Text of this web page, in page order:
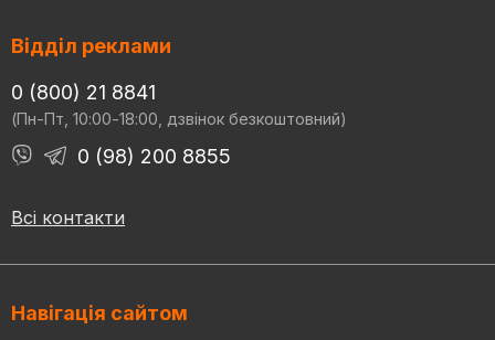
Відділ реклами
0 (800) 21 8841
(Пн-Пт, 10:00-18:00, дзвінок безкоштовний)
0 (98) 200 8855
Всі контакти
Навігація сайтом